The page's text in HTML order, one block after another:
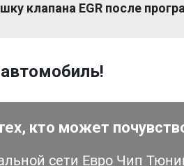
клапана EGR после
кто может
сети Евро Чип